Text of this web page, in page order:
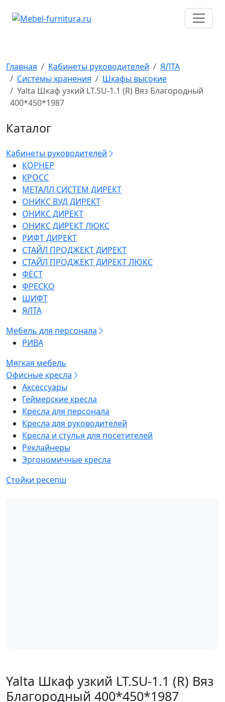
Главная Кабинеты руководителей
ЯЛТА
Системы хранения
Шкафы высокие
Yalta Шкаф узкий LT.SU-1.1 (R) Вяз Благородный
400*450*1987
Каталог
Кабинеты руководителей
КОРНЕР
КРОСС
МЕТАЛЛ СИСТЕМ ДИРЕКТ
ОНИКС ВУД ДИРЕКТ
ОНИКС ДИРЕКТ
ОНИКС ДИРЕКТ ЛЮКС
РИФТ ДИРЕКТ
СТАЙЛ ПРОДЖЕКТ ДИРЕКТ
СТАЙЛ ПРОДЖЕКТ ДИРЕКТ ЛЮКС
ФЁСТ
ФРЕСКО
ШИФТ
ЯЛТА
Мебель для персонала
РИВА
Мягкая мебель
Офисные кресла
Аксессуары
Геймерские кресла
Кресла для персонала
Кресла для руководителей
Кресла и стулья для посетителей
Реклайнеры
Эргономичные кресла
Стойки ресепш
Yalta Шкаф узкий LT.SU-1.1 (R) Вяз
Благородный 400*450*1987